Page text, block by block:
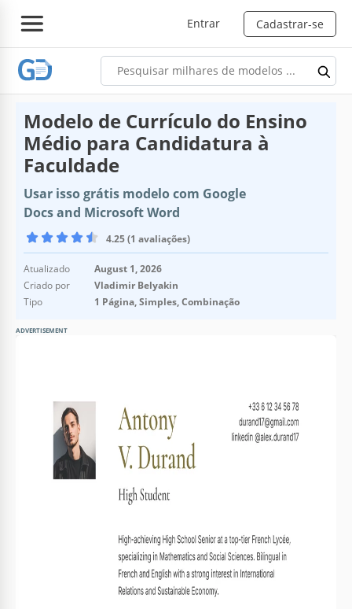
Entrar Cadastrar-se
Modelo de Currículo do Ensino
Médio para Candidatura à
Faculdade
Usar isso grátis modelo com Google
Docs and Microsoft Word
4.25 (1 avaliações)
Atualizado
August 1, 2026
Criado por
Vladimir Belyakin
Tipo
1 Página, Simples, Combinação
ADVERTISEMENT